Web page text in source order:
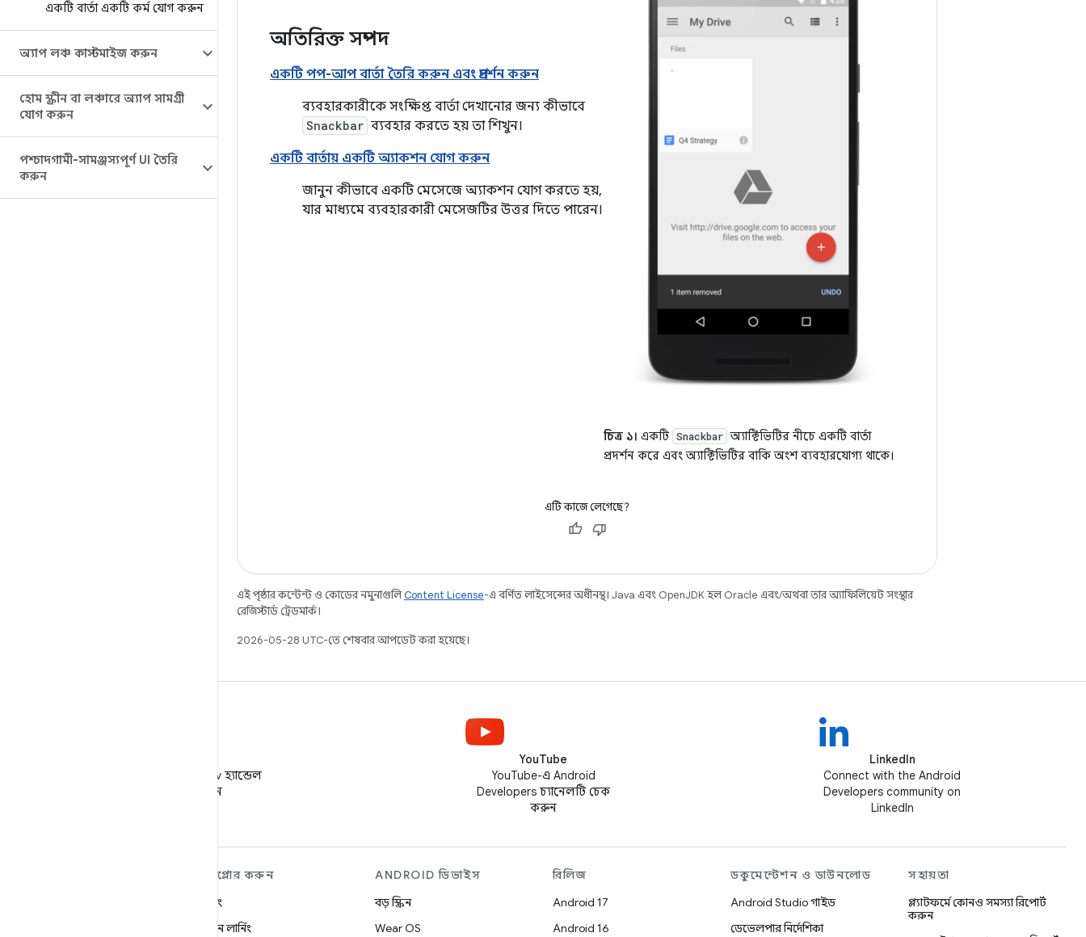
একটি বার্তা একটি কর্ম যোগ করুন
অ্যাপ লঞ্চ কাস্টমাইজ করুন
হোম স্ক্রীন বা লঞ্চারে অ্যাপ সামগ্রী
যোগ করুন
পশ্চাদগামী-সামঞ্জস্যপূর্ণ UI তৈরি
করুন
চিত্র ১। একটি Snackbar অ্যাক্টিভিটির নীচে একটি বার্তা
প্রদর্শন করে এবং অ্যাক্টিভিটির বাকি অংশ ব্যবহারযোগ্য থাকে।
অতিরিক্ত সম্পদ
একটি পপ-আপ বার্তা তৈরি করুন এবং প্রদর্শন করুন
ব্যবহারকারীকে সংক্ষিপ্ত বার্তা দেখানোর জন্য কীভাবে
Snackbar ব্যবহার করতে হয় তা শিখুন।
একটি বার্তায় একটি অ্যাকশন যোগ করুন
জানুন কীভাবে একটি মেসেজে অ্যাকশন যোগ করতে হয়,
যার মাধ্যমে ব্যবহারকারী মেসেজটির উত্তর দিতে পারেন।
এটি কাজে লেগেছে?
এই পৃষ্ঠার কন্টেন্ট ও কোডের নমুনাগুলিContent License-এ বর্ণিত লাইসেন্সের অধীনস্থ। Java এবং OpenJDK হল Oracle এবং/অথবা তার অ্যাফিলিয়েট সংস্থার
রেজিস্টার্ড ট্রেডমার্ক।
2026-05-28 UTC-তে শেষবার আপডেট করা হয়েছে।
X-এ @AndroidDev হ্যান্ডেল
ফলো করুন
YouTube
YouTube-এ Android
Developers চ্যানেলটি চেক
করুন
LinkedIn
Connect with the Android
Developers community on
LinkedIn
এক্সপ্লোর করুন
গেমিং
মেশিন লার্নিং
ANDROID ডিভাইস
বড় স্ক্রিন
Wear OS
রিলিজ
Android 17
Android 16
ডকুমেন্টেশন ও ডাউনলোড
Android Studio গাইড
ডেভেলপার নির্দেশিকা
সহায়তা
প্ল্যাটফর্মে কোনও সমস্যা রিপোর্ট
করুন